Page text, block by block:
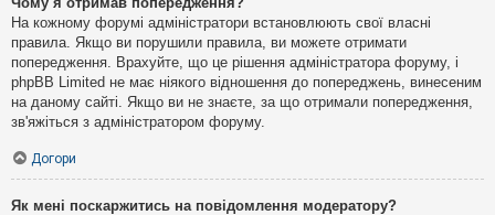
На кожному форумі адміністратори встановлюють свої власні
правила. Якщо ви порушили правила, ви можете отримати
попередження. Врахуйте, що це рішення адміністратора форуму, і
phpBB Limited не має ніякого відношення до попереджень, винесеним
на даному сайті. Якщо ви не знаєте, за що отримали попередження,
зв'яжіться з адміністратором форуму.
Догори
Як мені поскаржитись на повідомлення модератору?